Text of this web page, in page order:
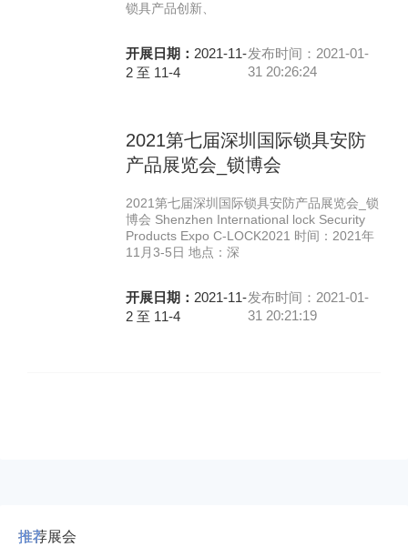
锁具产品创新、
开展日期： 2021-11-
2 至 11-4
发布时间：2021-01-
31 20:26:24
2021第七届深圳国际锁具安防
产品展览会_锁博会
2021第七届深圳国际锁具安防产品展览会_锁
博会 Shenzhen International lock Security
Products Expo C-LOCK2021 时间：2021年
11月3-5日 地点：深
开展日期： 2021-11-
2 至 11-4
发布时间：2021-01-
31 20:21:19
推荐展会